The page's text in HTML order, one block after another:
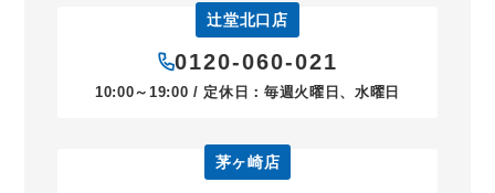
辻堂北口店
0120-060-021
10:00～19:00 / 定休日：毎週火曜日、水曜日
茅ヶ崎店